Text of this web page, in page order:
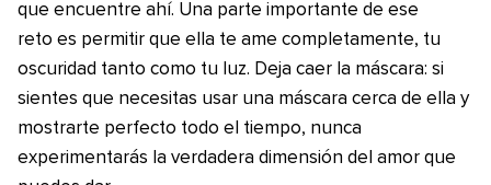
que encuentre ahí. Una parte importante de ese
reto es permitir que ella te ame completamente, tu
oscuridad tanto como tu luz. Deja caer la máscara: si
sientes que necesitas usar una máscara cerca de ella y
mostrarte perfecto todo el tiempo, nunca
experimentarás la verdadera dimensión del amor que